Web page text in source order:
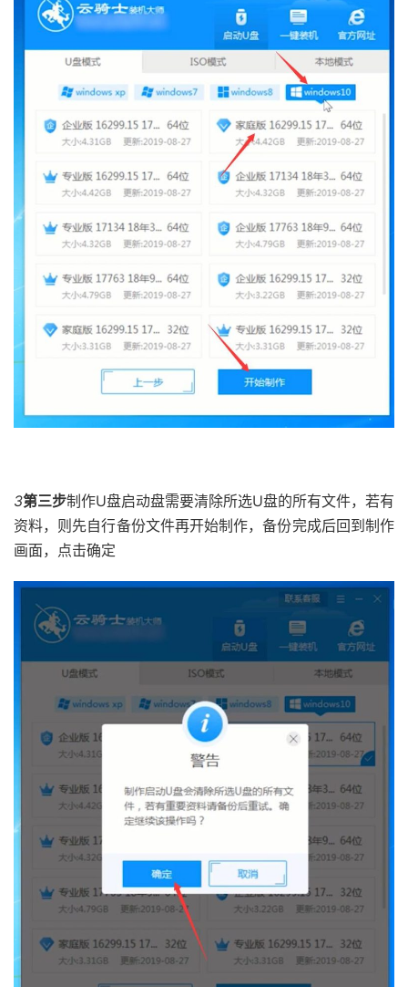
3第三步制作U盘启动盘需要清除所选U盘的所有文件，若有
资料，则先自行备份文件再开始制作，备份完成后回到制作
画面，点击确定